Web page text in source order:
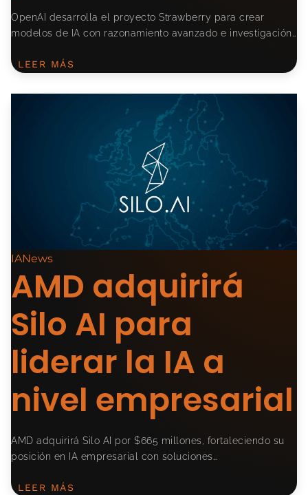
OpenAI desarrolla el proyecto Strawberry para crear
modelos de IA con razonamiento avanzado e investigación…
LEER MÁS
IANews
AMD adquirirá
Silo AI para
liderar la IA a
nivel empresarial
AMD adquirirá Silo AI por $665 millones, fortaleciendo su
posición en IA empresarial con soluciones…
LEER MÁS